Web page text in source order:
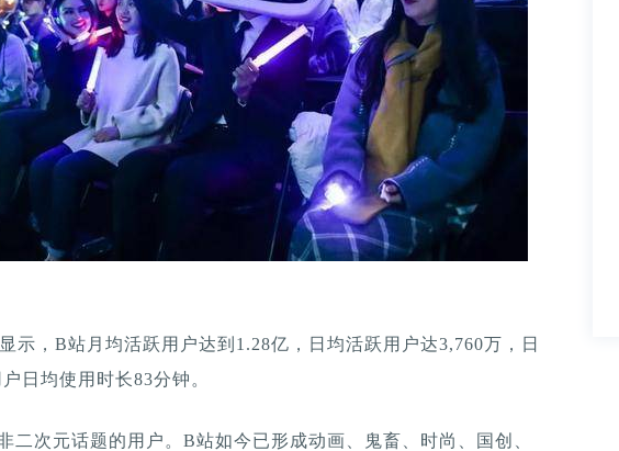
示，B站月均活跃用户达到1.28亿，日均活跃用户达3,760万，日
日均使用时长83分钟。
二次元话题的用户。B站如今已形成动画、鬼畜、时尚、国创、